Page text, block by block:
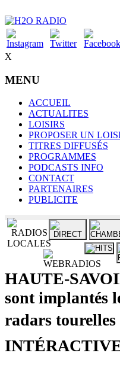
X
MENU
ACCUEIL
ACTUALITES
LOISIRS
PROPOSER UN
TITRES DIFFUSÉS
PROGRAMMES
PODCASTS INFO
CONTACT
PARTENAIRES
PUBLICITE
HAUTE-
sont implantés
radars